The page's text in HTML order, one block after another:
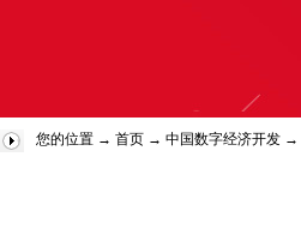
您的位置 → 首页 → 中国数字经济开发 →